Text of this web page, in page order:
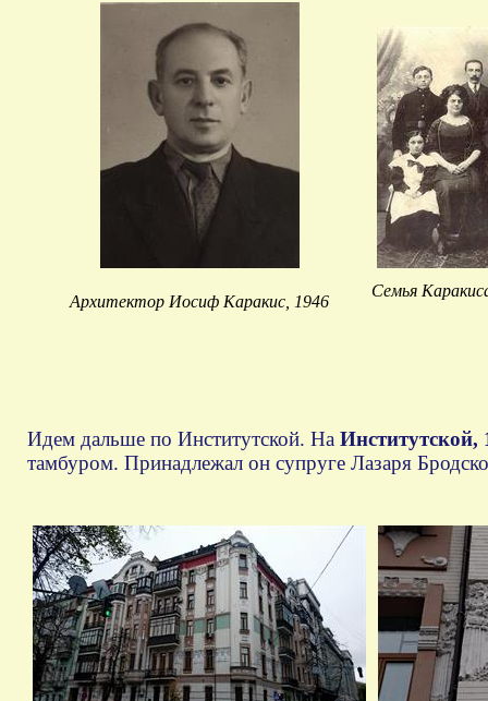
Архитектор Иосиф Каракис, 1946
Семья
Идем дальше по Институтской. На Институтской,
тамбуром. Принадлежал он супруге Лазаря